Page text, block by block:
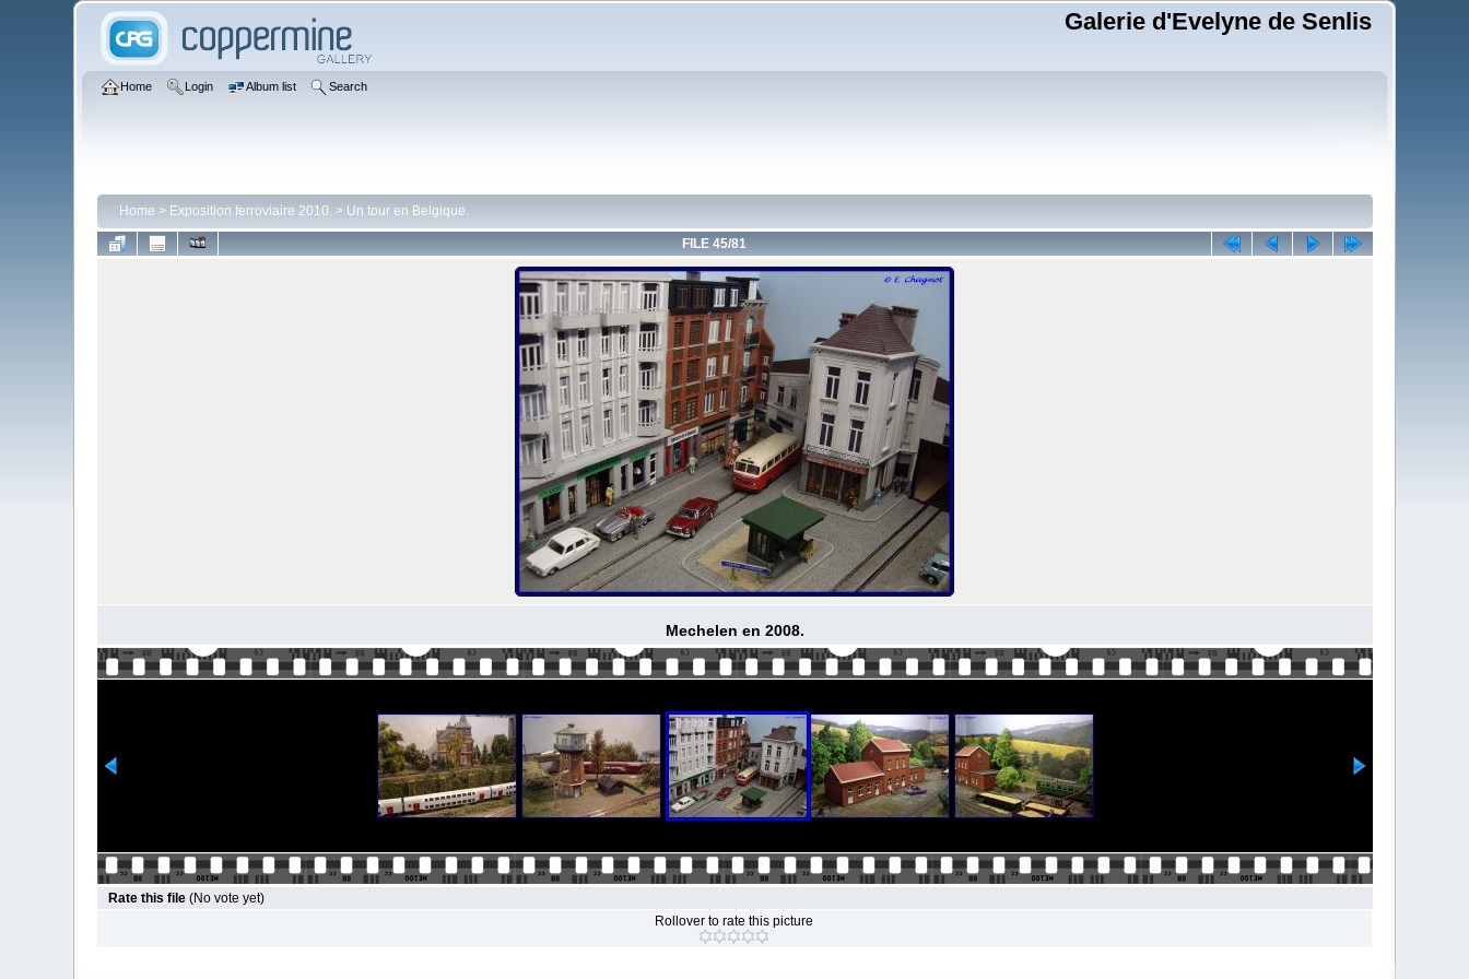
Galerie d'Evelyne de Senlis
Home Login Album list Search
Home > Exposition ferroviaire 2010. > Un tour en Belgique.
FILE 45/81
Mechelen en 2008.
Rate this file (No vote yet)
Rollover to rate this picture